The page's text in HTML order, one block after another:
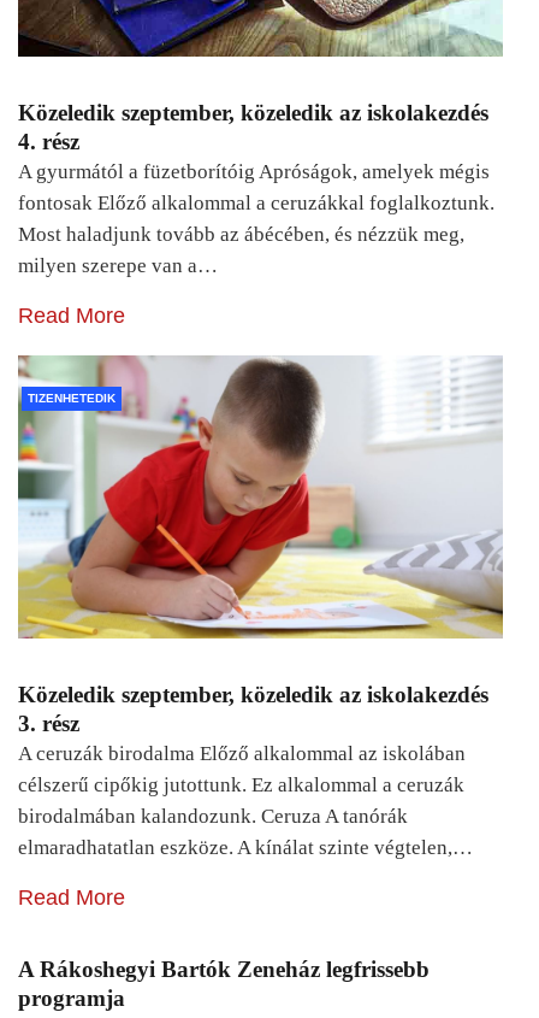
Közeledik szeptember, közeledik az iskolakezdés
4. rész
A gyurmától a füzetborítóig Apróságok, amelyek mégis
fontosak Előző alkalommal a ceruzákkal foglalkoztunk.
Most haladjunk tovább az ábécében, és nézzük meg,
milyen szerepe van a…
Read More
TIZENHETEDIK
Közeledik szeptember, közeledik az iskolakezdés
3. rész
A ceruzák birodalma Előző alkalommal az iskolában
célszerű cipőkig jutottunk. Ez alkalommal a ceruzák
birodalmában kalandozunk. Ceruza A tanórák
elmaradhatatlan eszköze. A kínálat szinte végtelen,…
Read More
A Rákoshegyi Bartók Zeneház legfrissebb
programja